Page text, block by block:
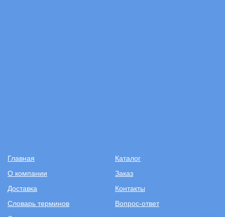
Главная
Каталог
О компании
Заказ
Доставка
Контакты
Словарь терминов
Вопрос-ответ